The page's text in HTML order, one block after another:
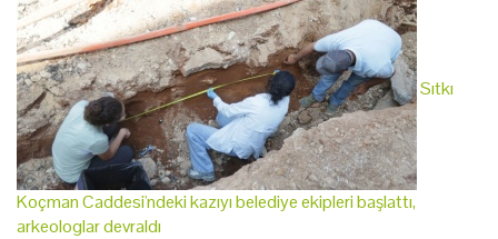
Sıtkı
Koçman Caddesi'ndeki kazıyı belediye ekipleri başlattı,
arkeologlar devraldı